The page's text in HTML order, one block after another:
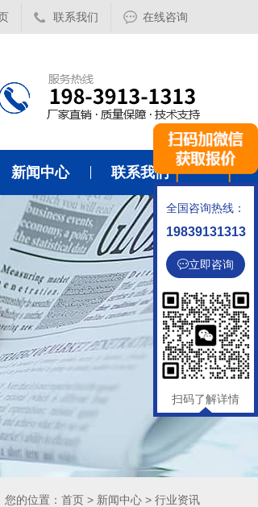
联系我们 在线咨询
新闻中心 联系我们
您的位置： 首页 > 新闻中心 > 行业资讯
全国咨询热线：
19839131313
立即咨询
扫码了解详情